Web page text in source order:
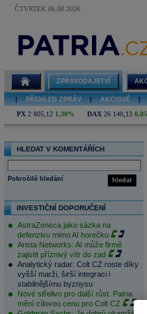
ČTVRTEK 06.08.2026
ZPRAVODAJSTVÍ
PŘEHLED ZPRÁV AKCIOVÉ
PX 2 805,12 1,30% DAX 26 140,13
HLEDAT V KOMENTÁŘÍCH
hledat
Pokročilé hledání
INVESTIČNÍ DOPORUČENÍ
AstraZeneca jako sázka na
defenzivu mimo AI horečku
Arista Networks: AI může firmě
zajistit příznivý vítr do zad
Analytický radar: Colt CZ roste díky
vyšší marži, širší integraci i
stabilnějšímu byznysu
Nové střelivo pro další růst. Patria
mění cílovou cenu pro Colt CZ